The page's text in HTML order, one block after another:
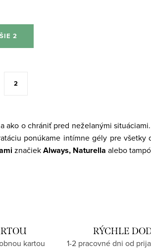
2
2
ako o chrániť pred neželanými
ponúkame intímne gély pre všetky
značiekAlways, Naturella alebo
kartou
RÝCHLE
1-2 pracovné dni od